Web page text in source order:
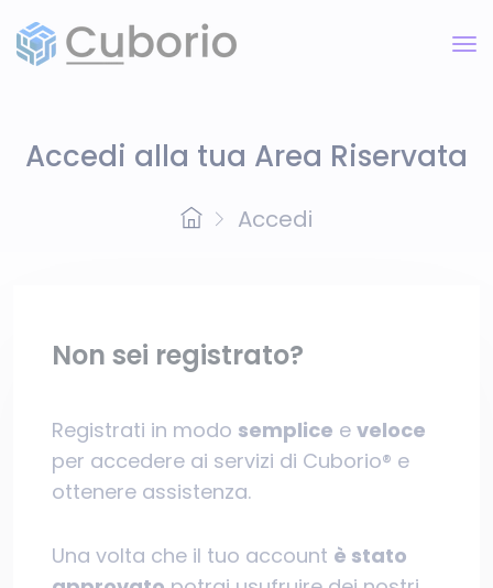
Accedi alla tua Area Riservata
Accedi
Non sei registrato?
Registrati in modo semplice e veloce
per accedere ai servizi di Cuborio® e
ottenere assistenza.
Una volta che il tuo account è stato